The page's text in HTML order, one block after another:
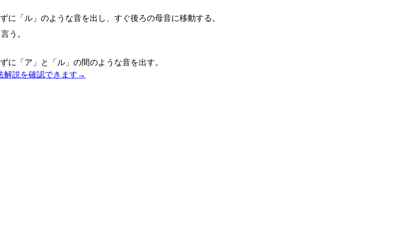
に「ル」のような音を出し、すぐ後ろの母音に移動する。
う。
に「ア」と「ル」の間のような音を出す。
解説を確認できます →